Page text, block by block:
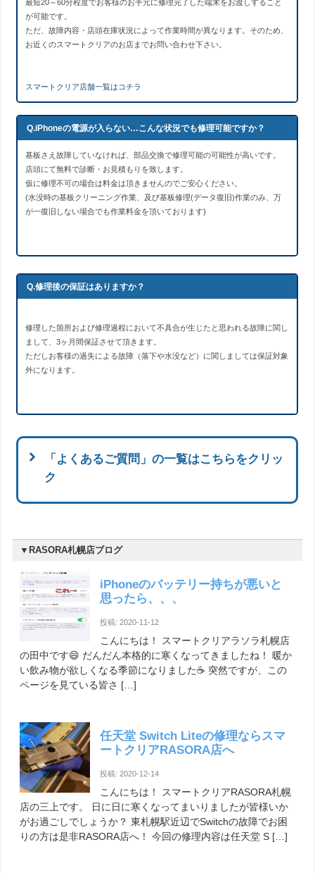
最短20～60分程度でお客様のお手元に修理完了した端末をお渡しすること
が可能です。
ただ、故障内容・店頭在庫状況によって作業時間が異なります。そのため、
お近くのスマートクリアのお店までお問い合わせ下さい。
スマートクリア店舗一覧はコチラ
Q.iPhoneの電源が入らない…こんな状況でも修理可能ですか？
基板さえ故障していなければ、部品交換で修理可能の可能性が高いです。
店頭にて無料で診断・お見積もりを致します。
仮に修理不可の場合は料金は頂きませんのでご安心ください。
(水没時の基板クリーニング作業、及び基板修理(データ復旧)作業のみ、万
が一復旧しない場合でも作業料金を頂いております)
Q.修理後の保証はありますか？
修理した箇所および修理過程において不具合が生じたと思われる故障に関し
まして、3ヶ月間保証させて頂きます。
ただしお客様の過失による故障（落下や水没など）に関しましては保証対象
外になります。
「よくあるご質問」の一覧はこちらをクリッ
ク
電子マネー等に関しては各店舗により異なりますので、詳しくは各店
舗ページの店舗詳細にてご確認ください。
Q.データのプライバシーや個人情報は大丈夫ですか？
ご不安の方には、暗証番号等は伺わず、修理後の動作確認の際はお客
様と一緒に確認させて頂きますのでご安心ください。
▼RASORA札幌店ブログ
iPhoneのバッテリー持ちが悪いと
思ったら、、、
投稿: 2020-11-12
こんにちは！ スマートクリアラソラ札幌店
の田中です😄 だんだん本格的に寒くなってきましたね！ 暖か
い飲み物が欲しくなる季節になりました☕️ 突然ですが、この
ページを見ている皆さ […]
任天堂 Switch Liteの修理ならスマ
ートクリアRASORA店へ
投稿: 2020-12-14
こんにちは！ スマートクリアRASORA札幌
店の三上です。 日に日に寒くなってまいりましたが皆様いか
がお過ごしでしょうか？ 東札幌駅近辺でSwitchの故障でお困
りの方は是非RASORA店へ！ 今回の修理内容は任天堂 S […]